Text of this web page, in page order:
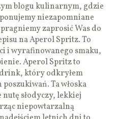
blogu kulinarnym, gdzie
niezapomniane
zaprosić Was do
na Aperol Spritz. To
i wyrafinowanego smaku,
Aperol Spritz to
który odkryłem
Ta włoska
słodyczy, lekkiej
niepowtarzalną